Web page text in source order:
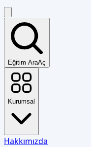
Eğitim AraAç
Kurumsal
Hakkımızda